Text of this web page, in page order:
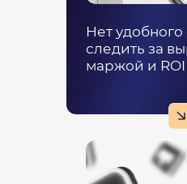
Нет удобного
следить за
маржой и